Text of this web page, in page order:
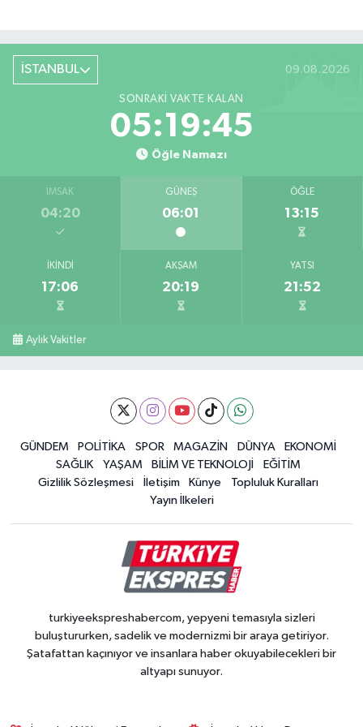
İSTANBUL 09.08.2026
SONRAKI VAKTE KALAN
05:19:44
Öğle Namazı
İMSAK
04:20
GÜNEŞ
06:01
ÖĞLE
13:15
İKINDI
17:06
AKŞAM
20:19
YATSI
21:52
Aylık Vakitler
GÜNDEM POLİTİKA SPOR MAGAZİN DÜNYA
EKONOMİ
SAĞLIK
YAŞAM BİLİM VE TEKNOLOJİ
EĞİTİM
Gizlilik Sözleşmesi
İletişim Künye
Topluluk Kuralları
Yayın İlkeleri
turkiyeekspreshabercom, yepyeni temasıyla sizleri
buluştururken, sadelik ve modernizmi bir araya getiriyor.
Şatafattan kaçınıyor ve insanlara haber okuyabilecekleri bir
altyapı sunuyor.